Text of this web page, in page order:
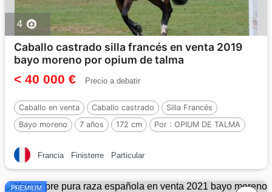
4
Caballo castrado silla francés en venta 2019
bayo moreno por opium de talma
< 40 000 € Precio a debatir
Caballo en venta Caballo castrado
Silla Francés
Bayo moreno
7 años 172 cm Por : OPIUM DE TALMA
Francia Finisterre Particular
PREMIUM